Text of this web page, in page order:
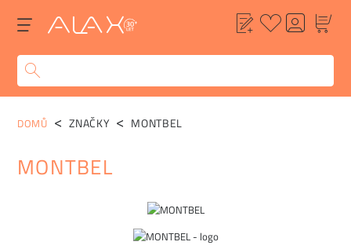
DOMŮ ZNAČKY MONTBEL
MONTBEL